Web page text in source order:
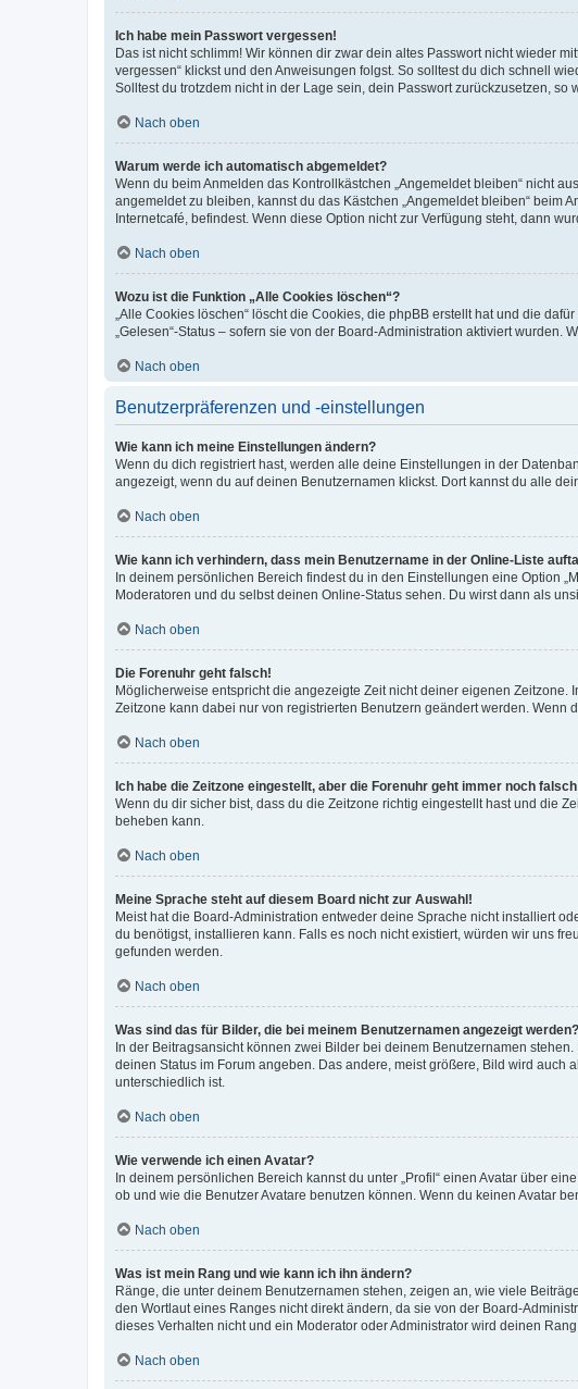
Ich habe mein Passwort vergessen!
Das ist nicht schlimm! Wir können dir zwar dein altes Passwort nicht wieder
vergessen“ klickst und den Anweisungen folgst. So solltest du dich schnell
Solltest du trotzdem nicht in der Lage sein, dein Passwort zurückzusetzen, so
Nach oben
Warum werde ich automatisch abgemeldet?
Wenn du beim Anmelden das Kontrollkästchen „Angemeldet bleiben“ nicht
angemeldet zu bleiben, kannst du das Kästchen „Angemeldet bleiben“
Internetcafé, befindest. Wenn diese Option nicht zur Verfügung steht, dann
Nach oben
Wozu ist die Funktion „Alle Cookies löschen“?
„Alle Cookies löschen“ löscht die Cookies, die phpBB erstellt hat und die
„Gelesen“-Status – sofern sie von der Board-Administration aktiviert
Nach oben
Benutzerpräferenzen und -einstellungen
Wie kann ich meine Einstellungen ändern?
Wenn du dich registriert hast, werden alle deine Einstellungen in der
angezeigt, wenn du auf deinen Benutzernamen klickst. Dort kannst du alle
Nach oben
Wie kann ich verhindern, dass mein Benutzername in der Online-Liste
In deinem persönlichen Bereich findest du in den Einstellungen eine Option
Moderatoren und du selbst deinen Online-Status sehen. Du wirst dann als
Nach oben
Die Forenuhr geht falsch!
Möglicherweise entspricht die angezeigte Zeit nicht deiner eigenen Zeitzone.
Zeitzone kann dabei nur von registrierten Benutzern geändert werden. Wenn
Nach oben
Ich habe die Zeitzone eingestellt, aber die Forenuhr geht immer noch
Wenn du dir sicher bist, dass du die Zeitzone richtig eingestellt hast und die
beheben kann.
Nach oben
Meine Sprache steht auf diesem Board nicht zur Auswahl!
Meist hat die Board-Administration entweder deine Sprache nicht installiert
du benötigst, installieren kann. Falls es noch nicht existiert, würden wir uns
gefunden werden.
Nach oben
Was sind das für Bilder, die bei meinem Benutzernamen angezeigt werden?
In der Beitragsansicht können zwei Bilder bei deinem Benutzernamen
deinen Status im Forum angeben. Das andere, meist größere, Bild wird auch
unterschiedlich ist.
Nach oben
Wie verwende ich einen Avatar?
In deinem persönlichen Bereich kannst du unter „Profil“ einen Avatar über
ob und wie die Benutzer Avatare benutzen können. Wenn du keinen Avatar
Nach oben
Was ist mein Rang und wie kann ich ihn ändern?
Ränge, die unter deinem Benutzernamen stehen, zeigen an, wie viele
den Wortlaut eines Ranges nicht direkt ändern, da sie von der Board-
dieses Verhalten nicht und ein Moderator oder Administrator wird deinen
Nach oben